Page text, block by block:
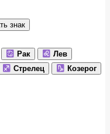
знак
Рак
Лев
Стрелец
Козерог